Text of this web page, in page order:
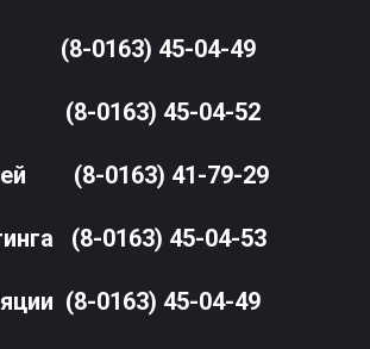
(8-0163) 45-04-49
(8-0163) 45-04-52
(8-0163) 41-79-29
(8-0163) 45-04-53
(8-0163) 45-04-49